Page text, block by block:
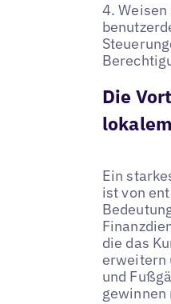
4. Weisen
Die
Ein
ist von
die das
erweitern
und
gewinnen